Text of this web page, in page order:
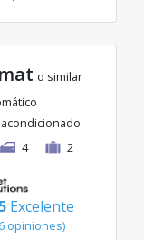
o similar
4 2
Excelente
opiniones)